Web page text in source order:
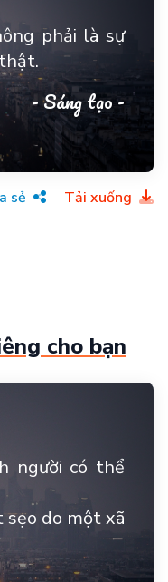
phải là sự
- Sáng tạo -
sẻ Tải xuống
cho bạn
người có thể
sẹo do một xã